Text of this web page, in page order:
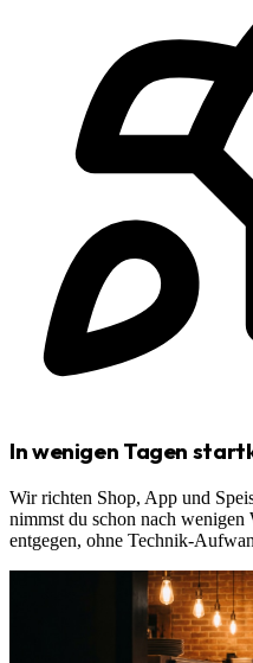
In wenigen Tagen
Wir richten Shop, App und
nimmst du schon nach wenigen
entgegen, ohne Technik-